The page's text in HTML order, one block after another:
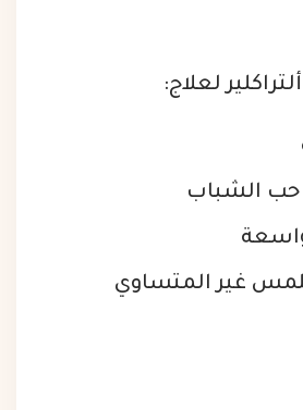
لعلاج:
حب الشباب
غير المتساوي